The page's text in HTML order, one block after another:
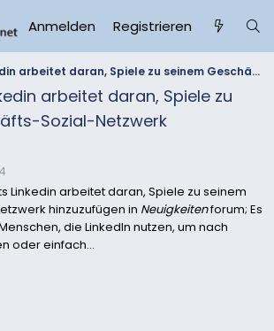
Anmelden Registrieren
Microsofts Linkedin arbeitet daran, Spiele zu seinem Geschäfts-Sozial-Netzwerk hinzuzufügen
arbeitet daran, Spiele zu
Sozial-Netzwerk
Linkedin arbeitet daran, Spiele zu seinem
hinzuzufügen in Neuigkeitenforum; Es
die LinkedIn nutzen, um nach
oder einfach...